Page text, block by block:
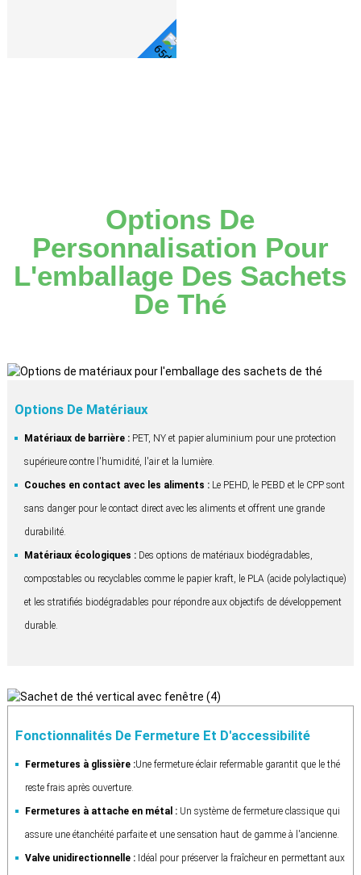
Options De
Personnalisation Pour
L'emballage Des Sachets
De Thé
Options De Matériaux
Matériaux de barrière :PET, NY et papier aluminium pour une protection
supérieure contre l'humidité, l'air et la lumière.
Couches en contact avec les aliments : Le PEHD, le PEBD et le CPP sont
sans danger pour le contact direct avec les aliments et offrent une grande
durabilité.
Matériaux écologiques : Des options de matériaux biodégradables,
compostables ou recyclables comme le papier kraft, le PLA (acide polylactique)
et les stratifiés biodégradables pour répondre aux objectifs de développement
durable.
Fonctionnalités De Fermeture Et D'accessibilité
Fermetures à glissière :Une fermeture éclair refermable garantit que le thé
reste frais après ouverture.
Fermetures à attache en métal :Un système de fermeture classique qui
assure une étanchéité parfaite et une sensation haut de gamme à l'ancienne.
Valve unidirectionnelle : Idéal pour préserver la fraîcheur en permettant aux